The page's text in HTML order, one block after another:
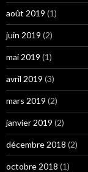
août 2019 (1)
juin 2019 (2)
mai 2019 (1)
avril 2019 (3)
mars 2019 (2)
janvier 2019 (2)
décembre 2018 (2)
octobre 2018 (1)